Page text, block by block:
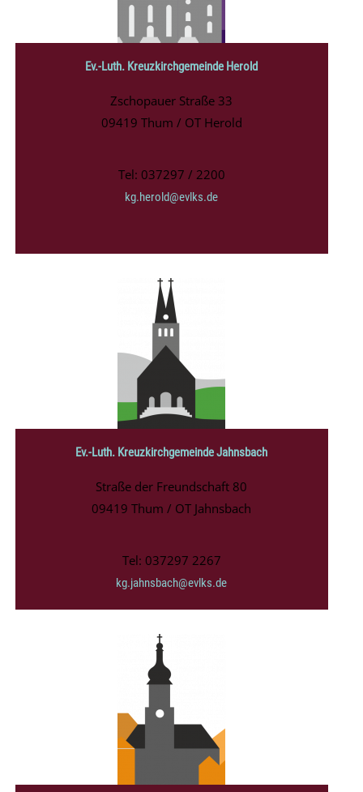
Ev.-Luth. Kreuzkirchgemeinde Herold
Zschopauer Straße 33
09419 Thum / OT Herold
Tel: 037297 / 2200
kg.herold@evlks.de
Ev.-Luth. Kreuzkirchgemeinde Jahnsbach
Straße der Freundschaft 80
09419 Thum / OT Jahnsbach
Tel: 037297 2267
kg.jahnsbach@evlks.de